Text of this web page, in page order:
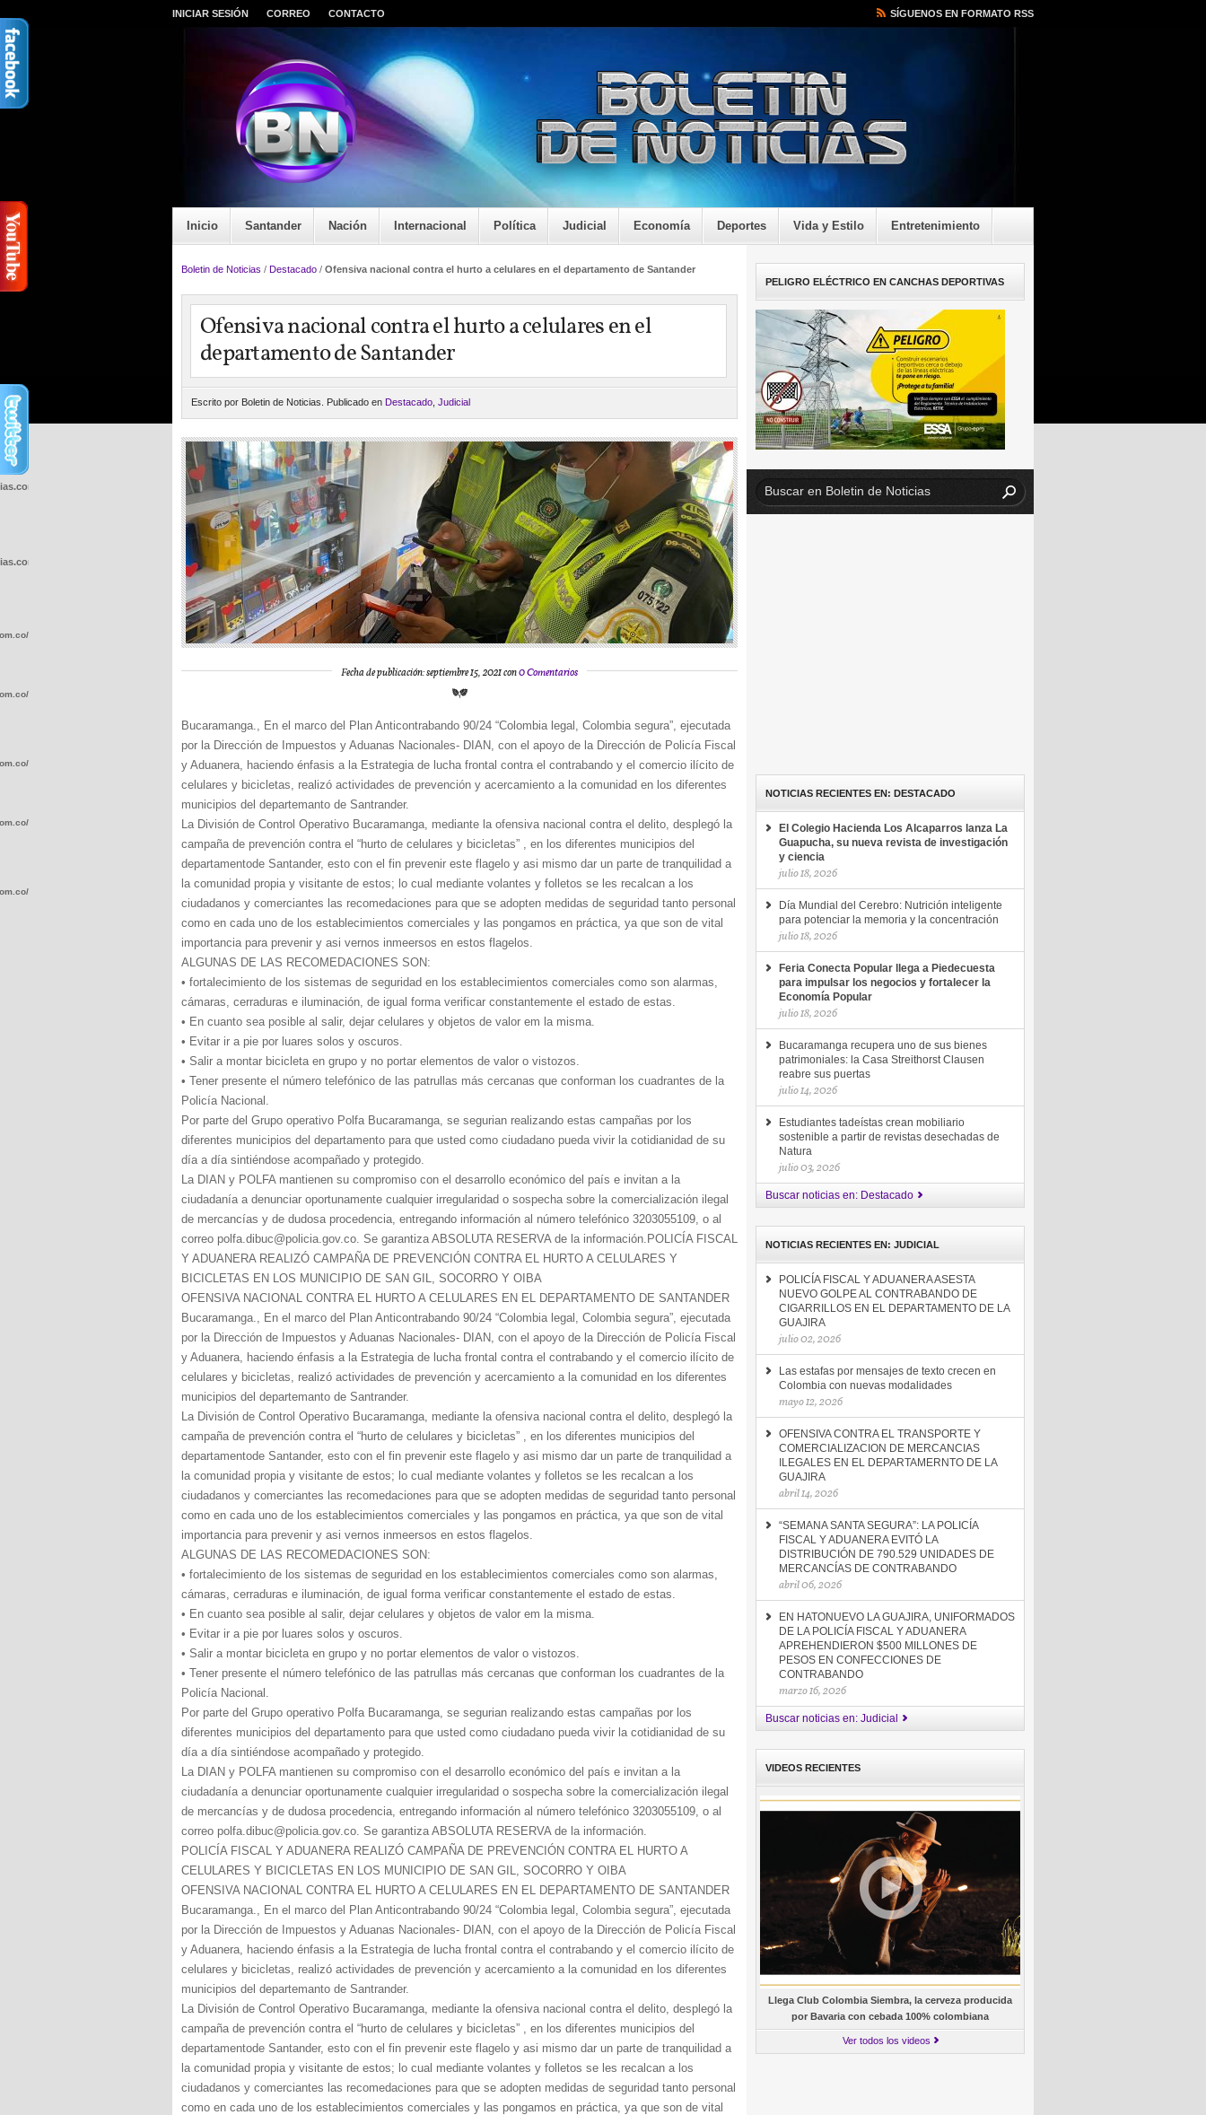
INICIAR SESIÓN CORREO CONTACTO SÍGUENOS EN FORMATO RSS
Inicio Santander Nación Internacional Política Judicial Economía Deportes Vida y Estilo Entretenimiento
Boletin de Noticias / Destacado / Ofensiva nacional contra el hurto a celulares en el departamento de Santander
Ofensiva nacional contra el hurto a celulares en el
departamento de Santander
Escrito por Boletin de Noticias. Publicado en Destacado Judicial
Fecha de publicación: septiembre 15, 2021 con0 Comentarios
Bucaramanga., En el marco del Plan Anticontrabando 90/24 “Colombia legal, Colombia segura”, ejecutada
por la Dirección de Impuestos y Aduanas Nacionales- DIAN, con el apoyo de la Dirección de Policía Fiscal
y Aduanera, haciendo énfasis a la Estrategia de lucha frontal contra el contrabando y el comercio ilícito de
celulares y bicicletas, realizó actividades de prevención y acercamiento a la comunidad en los diferentes
municipios del departemanto de Santrander.
La División de Control Operativo Bucaramanga, mediante la ofensiva nacional contra el delito, desplegó la
campaña de prevención contra el “hurto de celulares y bicicletas” , en los diferentes municipios del
departamentode Santander, esto con el fin prevenir este flagelo y asi mismo dar un parte de tranquilidad a
la comunidad propia y visitante de estos; lo cual mediante volantes y folletos se les recalcan a los
ciudadanos y comerciantes las recomedaciones para que se adopten medidas de seguridad tanto personal
como en cada uno de los establecimientos comerciales y las pongamos en práctica, ya que son de vital
importancia para prevenir y asi vernos inmeersos en estos flagelos.
ALGUNAS DE LAS RECOMEDACIONES SON:
• fortalecimiento de los sistemas de seguridad en los establecimientos comerciales como son alarmas,
cámaras, cerraduras e iluminación, de igual forma verificar constantemente el estado de estas.
• En cuanto sea posible al salir, dejar celulares y objetos de valor em la misma.
• Evitar ir a pie por luares solos y oscuros.
• Salir a montar bicicleta en grupo y no portar elementos de valor o vistozos.
• Tener presente el número telefónico de las patrullas más cercanas que conforman los cuadrantes de la
Policía Nacional.
Por parte del Grupo operativo Polfa Bucaramanga, se segurian realizando estas campañas por los
diferentes municipios del departamento para que usted como ciudadano pueda vivir la cotidianidad de su
día a día sintiéndose acompañado y protegido.
La DIAN y POLFA mantienen su compromiso con el desarrollo económico del país e invitan a la
ciudadanía a denunciar oportunamente cualquier irregularidad o sospecha sobre la comercialización ilegal
de mercancías y de dudosa procedencia, entregando información al número telefónico 3203055109, o al
correo polfa.dibuc@policia.gov.co. Se garantiza ABSOLUTA RESERVA de la información.POLICÍA FISCAL
Y ADUANERA REALIZÓ CAMPAÑA DE PREVENCIÓN CONTRA EL HURTO A CELULARES Y
BICICLETAS EN LOS MUNICIPIO DE SAN GIL, SOCORRO Y OIBA
OFENSIVA NACIONAL CONTRA EL HURTO A CELULARES EN EL DEPARTAMENTO DE SANTANDER
Bucaramanga., En el marco del Plan Anticontrabando 90/24 “Colombia legal, Colombia segura”, ejecutada
por la Dirección de Impuestos y Aduanas Nacionales- DIAN, con el apoyo de la Dirección de Policía Fiscal
y Aduanera, haciendo énfasis a la Estrategia de lucha frontal contra el contrabando y el comercio ilícito de
celulares y bicicletas, realizó actividades de prevención y acercamiento a la comunidad en los diferentes
municipios del departemanto de Santrander.
La División de Control Operativo Bucaramanga, mediante la ofensiva nacional contra el delito, desplegó la
campaña de prevención contra el “hurto de celulares y bicicletas” , en los diferentes municipios del
departamentode Santander, esto con el fin prevenir este flagelo y asi mismo dar un parte de tranquilidad a
la comunidad propia y visitante de estos; lo cual mediante volantes y folletos se les recalcan a los
ciudadanos y comerciantes las recomedaciones para que se adopten medidas de seguridad tanto personal
como en cada uno de los establecimientos comerciales y las pongamos en práctica, ya que son de vital
importancia para prevenir y asi vernos inmeersos en estos flagelos.
ALGUNAS DE LAS RECOMEDACIONES SON:
• fortalecimiento de los sistemas de seguridad en los establecimientos comerciales como son alarmas,
cámaras, cerraduras e iluminación, de igual forma verificar constantemente el estado de estas.
• En cuanto sea posible al salir, dejar celulares y objetos de valor em la misma.
• Evitar ir a pie por luares solos y oscuros.
• Salir a montar bicicleta en grupo y no portar elementos de valor o vistozos.
• Tener presente el número telefónico de las patrullas más cercanas que conforman los cuadrantes de la
Policía Nacional.
Por parte del Grupo operativo Polfa Bucaramanga, se segurian realizando estas campañas por los
diferentes municipios del departamento para que usted como ciudadano pueda vivir la cotidianidad de su
día a día sintiéndose acompañado y protegido.
La DIAN y POLFA mantienen su compromiso con el desarrollo económico del país e invitan a la
ciudadanía a denunciar oportunamente cualquier irregularidad o sospecha sobre la comercialización ilegal
de mercancías y de dudosa procedencia, entregando información al número telefónico 3203055109, o al
correo polfa.dibuc@policia.gov.co. Se garantiza ABSOLUTA RESERVA de la información.
POLICÍA FISCAL Y ADUANERA REALIZÓ CAMPAÑA DE PREVENCIÓN CONTRA EL HURTO A
CELULARES Y BICICLETAS EN LOS MUNICIPIO DE SAN GIL, SOCORRO Y OIBA
OFENSIVA NACIONAL CONTRA EL HURTO A CELULARES EN EL DEPARTAMENTO DE SANTANDER
Bucaramanga., En el marco del Plan Anticontrabando 90/24 “Colombia legal, Colombia segura”, ejecutada
por la Dirección de Impuestos y Aduanas Nacionales- DIAN, con el apoyo de la Dirección de Policía Fiscal
y Aduanera, haciendo énfasis a la Estrategia de lucha frontal contra el contrabando y el comercio ilícito de
celulares y bicicletas, realizó actividades de prevención y acercamiento a la comunidad en los diferentes
municipios del departemanto de Santrander.
La División de Control Operativo Bucaramanga, mediante la ofensiva nacional contra el delito, desplegó la
campaña de prevención contra el “hurto de celulares y bicicletas” , en los diferentes municipios del
departamentode Santander, esto con el fin prevenir este flagelo y asi mismo dar un parte de tranquilidad a
la comunidad propia y visitante de estos; lo cual mediante volantes y folletos se les recalcan a los
ciudadanos y comerciantes las recomedaciones para que se adopten medidas de seguridad tanto personal
como en cada uno de los establecimientos comerciales y las pongamos en práctica, ya que son de vital
PELIGRO ELÉCTRICO EN CANCHAS DEPORTIVAS
NOTICIAS RECIENTES EN: DESTACADO
El Colegio Hacienda Los Alcaparros lanza La
Guapucha, su nueva revista de investigación
y ciencia
julio 18, 2026
Día Mundial del Cerebro: Nutrición inteligente
para potenciar la memoria y la concentración
julio 18, 2026
Feria Conecta Popular llega a Piedecuesta
para impulsar los negocios y fortalecer la
Economía Popular
julio 18, 2026
Bucaramanga recupera uno de sus bienes
patrimoniales: la Casa Streithorst Clausen
reabre sus puertas
julio 14, 2026
Estudiantes tadeístas crean mobiliario
sostenible a partir de revistas desechadas de
Natura
julio 03, 2026
Buscar noticias en: Destacado
NOTICIAS RECIENTES EN: JUDICIAL
POLICÍA FISCAL Y ADUANERA ASESTA
NUEVO GOLPE AL CONTRABANDO DE
CIGARRILLOS EN EL DEPARTAMENTO DE LA
GUAJIRA
julio 02, 2026
Las estafas por mensajes de texto crecen en
Colombia con nuevas modalidades
mayo 12, 2026
OFENSIVA CONTRA EL TRANSPORTE Y
COMERCIALIZACION DE MERCANCIAS
ILEGALES EN EL DEPARTAMERNTO DE LA
GUAJIRA
abril 14, 2026
“SEMANA SANTA SEGURA”: LA POLICÍA
FISCAL Y ADUANERA EVITÓ LA
DISTRIBUCIÓN DE 790.529 UNIDADES DE
MERCANCÍAS DE CONTRABANDO
abril 06, 2026
EN HATONUEVO LA GUAJIRA, UNIFORMADOS
DE LA POLICÍA FISCAL Y ADUANERA
APREHENDIERON $500 MILLONES DE
PESOS EN CONFECCIONES DE
CONTRABANDO
marzo 16, 2026
Buscar noticias en: Judicial
VIDEOS RECIENTES
Llega Club Colombia Siembra, la cerveza producida
por Bavaria con cebada 100% colombiana
Ver todos los videos
wp-
wp-
wp-
wp-
wp-
wp-
wp-